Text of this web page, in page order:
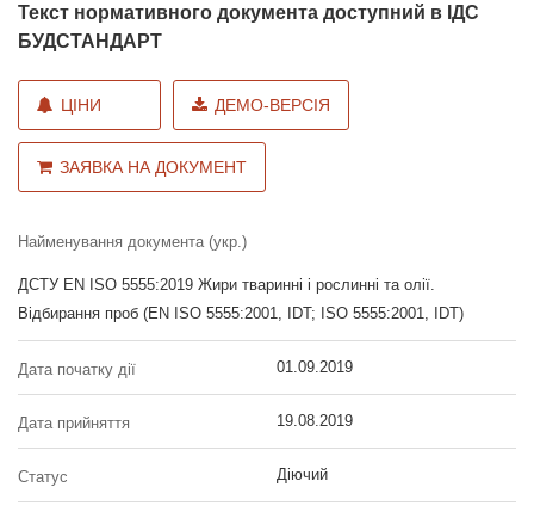
Текст нормативного документа доступний в ІДС
БУДСТАНДАРТ
ЦІНИ ДЕМО-ВЕРСІЯ
ЗАЯВКА НА ДОКУМЕНТ
Найменування документа (укр.)
ДСТУ EN ISO 5555:2019 Жири тваринні і рослинні та олії.
Відбирання проб (EN ISO 5555:2001, IDT; ISO 5555:2001, IDT)
Дата початку дії 01.09.2019
Дата прийняття 19.08.2019
Статус Діючий